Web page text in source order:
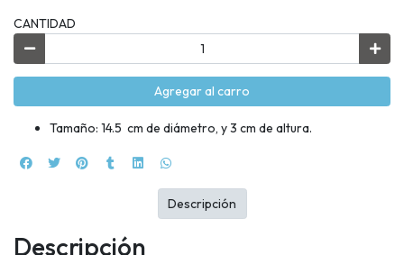
CANTIDAD
Agregar al carro
Tamaño: 14.5 cm de diámetro, y 3 cm de altura.
Descripción
Descripción